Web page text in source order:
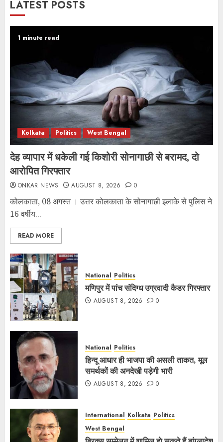
LATEST POSTS
1 minute read
Kolkata Politics West Bengal
देह व्यापार में धकेली गई किशोरी सोनागाछी से बरामद, दो
आरोपित गिरफ्तार
ONKAR NEWS AUGUST 8, 2026 0
कोलकाता, 08 अगस्त । उत्तर कोलकाता के सोनागाछी इलाके से पुलिस ने
16 वर्षीय...
READ MORE
National Politics
मणिपुर में पांच संदिग्ध उग्रवादी कैडर गिरफ्तार
AUGUST 8, 2026 0
National Politics
हिन्दू आधार ही भाजपा की असली ताकत, मूल
समर्थकों की अनदेखी पड़ेगी भारी
AUGUST 8, 2026 0
International Kolkata Politics
West Bengal